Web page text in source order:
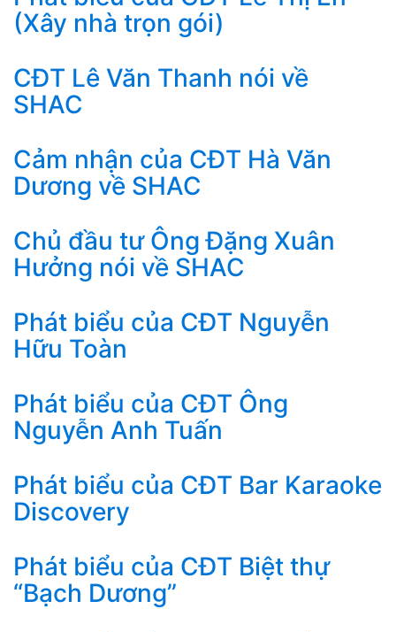
(Xây nhà trọn gói)
CĐT Lê Văn Thanh nói về
SHAC
Cảm nhận của CĐT Hà Văn
Dương về SHAC
Chủ đầu tư Ông Đặng Xuân
Hưởng nói về SHAC
Phát biểu của CĐT Nguyễn
Hữu Toàn
Phát biểu của CĐT Ông
Nguyễn Anh Tuấn
Phát biểu của CĐT Bar Karaoke
Discovery
Phát biểu của CĐT Biệt thự
“Bạch Dương”